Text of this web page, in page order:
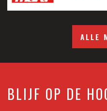
ALLE
BLIJF OP DE